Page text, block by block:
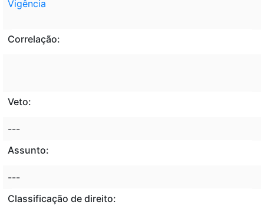
Vigência
Correlação:
Veto:
---
Assunto:
---
Classificação de direito: